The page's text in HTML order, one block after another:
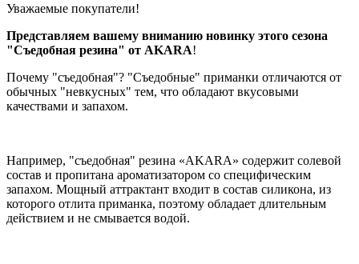
Уважаемые покупатели!
Представляем вашему вниманию новинку этого сезона
"Съедобная резина" от AKARA!
Почему "съедобная"? "Съедобные" приманки отличаются от
обычных "невкусных" тем, что обладают вкусовыми
качествами и запахом.
Например, "съедобная" резина «AKARA» содержит солевой
состав и пропитана ароматизатором со специфическим
запахом. Мощный аттрактант входит в состав силикона, из
которого отлита приманка, поэтому обладает длительным
действием и не смывается водой.